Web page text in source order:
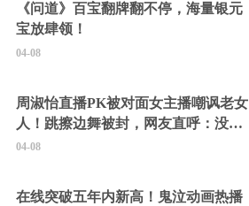
《问道》百宝翻牌翻不停，海量银元
宝放肆领！
04-08
周淑怡直播PK被对面女主播嘲讽老女
人！跳擦边舞被封，网友直呼：没边
硬擦封的好！
04-08
在线突破五年内新高！鬼泣动画热播